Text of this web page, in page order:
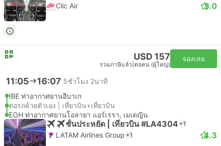
Clic Air 5.0
USD 157
รวมภาษีแล้ว ต่อคน (ผู้ใหญ่)
จองเลย
11:05 16:07 5ชั่วโมง 2นาที
IBE ท่าอากาศยานอีบาเก
ต่อรถด้วยตัวเอง | เที่ยวบิน+เที่ยวบิน
EOH ท่าอากาศยานโอลายา แอร์เรรา, เมเดญิน
ชั้นประหยัด | เที่ยวบิน #LA4304 +1
LATAM Airlines Group +1 4.3